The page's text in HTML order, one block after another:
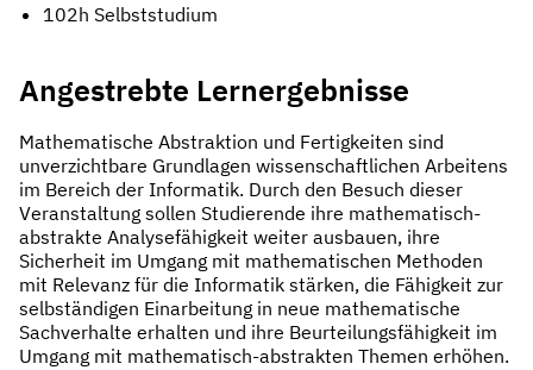
102h Selbststudium
Angestrebte Lernergebnisse
Mathematische Abstraktion und Fertigkeiten sind
unverzichtbare Grundlagen wissenschaftlichen Arbeitens
im Bereich der Informatik. Durch den Besuch dieser
Veranstaltung sollen Studierende ihre mathematisch-
abstrakte Analysefähigkeit weiter ausbauen, ihre
Sicherheit im Umgang mit mathematischen Methoden
mit Relevanz für die Informatik stärken, die Fähigkeit zur
selbständigen Einarbeitung in neue mathematische
Sachverhalte erhalten und ihre Beurteilungsfähigkeit im
Umgang mit mathematisch-abstrakten Themen erhöhen.